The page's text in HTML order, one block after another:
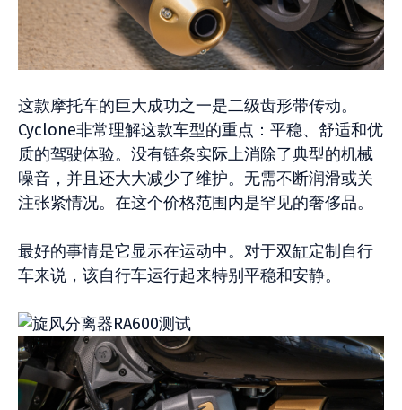
这款摩托车的巨大成功之一是二级齿形带传动。
Cyclone非常理解这款车型的重点：平稳、舒适和优
质的驾驶体验。没有链条实际上消除了典型的机械
噪音，并且还大大减少了维护。无需不断润滑或关
注张紧情况。在这个价格范围内是罕见的奢侈品。
最好的事情是它显示在运动中。对于双缸定制自行
车来说，该自行车运行起来特别平稳和安静。